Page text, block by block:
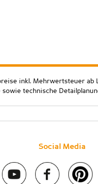
inkl. Mehrwertsteuer
technische
Social Media